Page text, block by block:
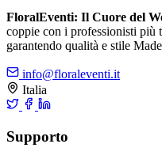
FloralEventi: Il Cuore del
coppie con i professionisti più
garantendo qualità e stile
info@floraleventi.it
Italia
Supporto